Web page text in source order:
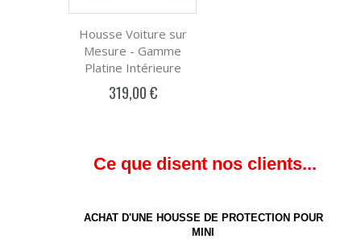
Housse Voiture sur
Mesure - Gamme
Platine Intérieure
319,00 €
Ce que disent nos clients...
ACHAT D'UNE HOUSSE DE PROTECTION POUR
MINI